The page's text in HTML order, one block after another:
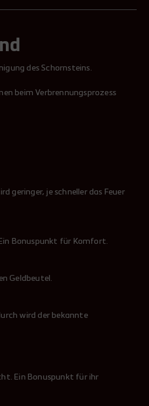
des Schornsteins.
beim Verbrennungsprozess
geringer, je schneller das Feuer
Bonuspunkt für Komfort.
Geldbeutel.
wird der bekannte
Ein Bonuspunkt für ihr